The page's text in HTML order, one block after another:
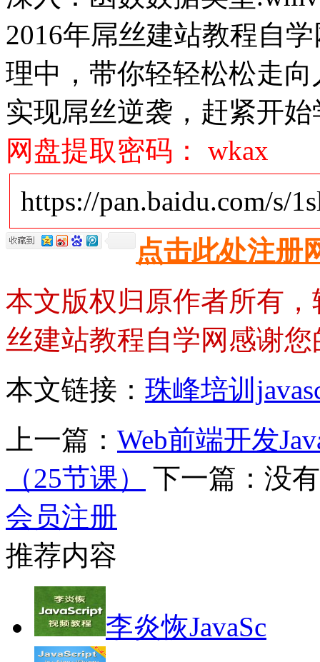
2016年屌丝建站教程自
理中，带你轻轻松松走
实现屌丝逆袭，赶紧开
网盘提取密码： wkax
https://pan.baidu.com/s/
点击此处注册
本文版权归原作者所有
丝建站教程自学网感谢
本文链接： 珠峰培训
上一篇： Web前端开发
（25节课）
下一篇：没
会员注册
推荐内容
李炎恢JavaSc